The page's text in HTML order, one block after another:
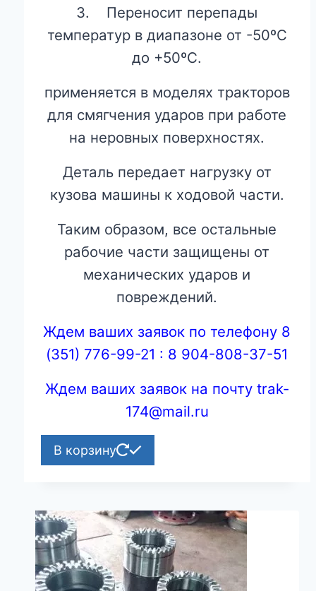
3. Переносит перепады
температур в диапазоне от -50ºС
до +50ºС.
применяется в моделях тракторов
для смягчения ударов при работе
на неровных поверхностях.
Деталь передает нагрузку от
кузова машины к ходовой части.
Таким образом, все остальные
рабочие части защищены от
механических ударов и
повреждений.
Ждем ваших заявок по телефону 8
(351) 776-99-21 : 8 904-808-37-51
Ждем ваших заявок на почту trak-
174@mail.ru
В корзину